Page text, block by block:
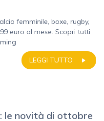
femminile, boxe, rugby,
euro al mese. Scopri tutti
LEGGI TUTTO
le novità di ottobre